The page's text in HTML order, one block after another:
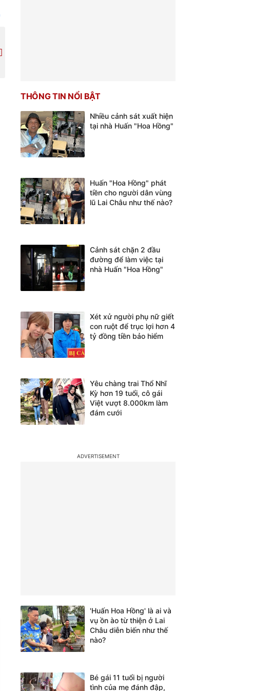
THÔNG TIN NỔI BẬT
Nhiều cảnh sát xuất hiện
tại nhà Huấn "Hoa Hồng"
Huấn "Hoa Hồng" phát
tiền cho người dân vùng
lũ Lai Châu như thế nào?
Cảnh sát chặn 2 đầu
đường để làm việc tại
nhà Huấn "Hoa Hồng"
Xét xử người phụ nữ giết
con ruột để trục lợi hơn 4
tỷ đồng tiền bảo hiểm
Yêu chàng trai Thổ Nhĩ
Kỳ hơn 19 tuổi, cô gái
Việt vượt 8.000km làm
đám cưới
'Huấn Hoa Hồng' là ai và
vụ ồn ào từ thiện ở Lai
Châu diễn biến như thế
nào?
Bé gái 11 tuổi bị người
tình của mẹ đánh đập,